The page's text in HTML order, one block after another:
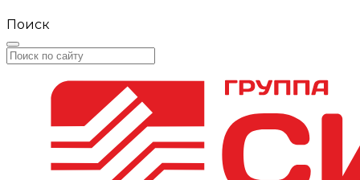
Поиск